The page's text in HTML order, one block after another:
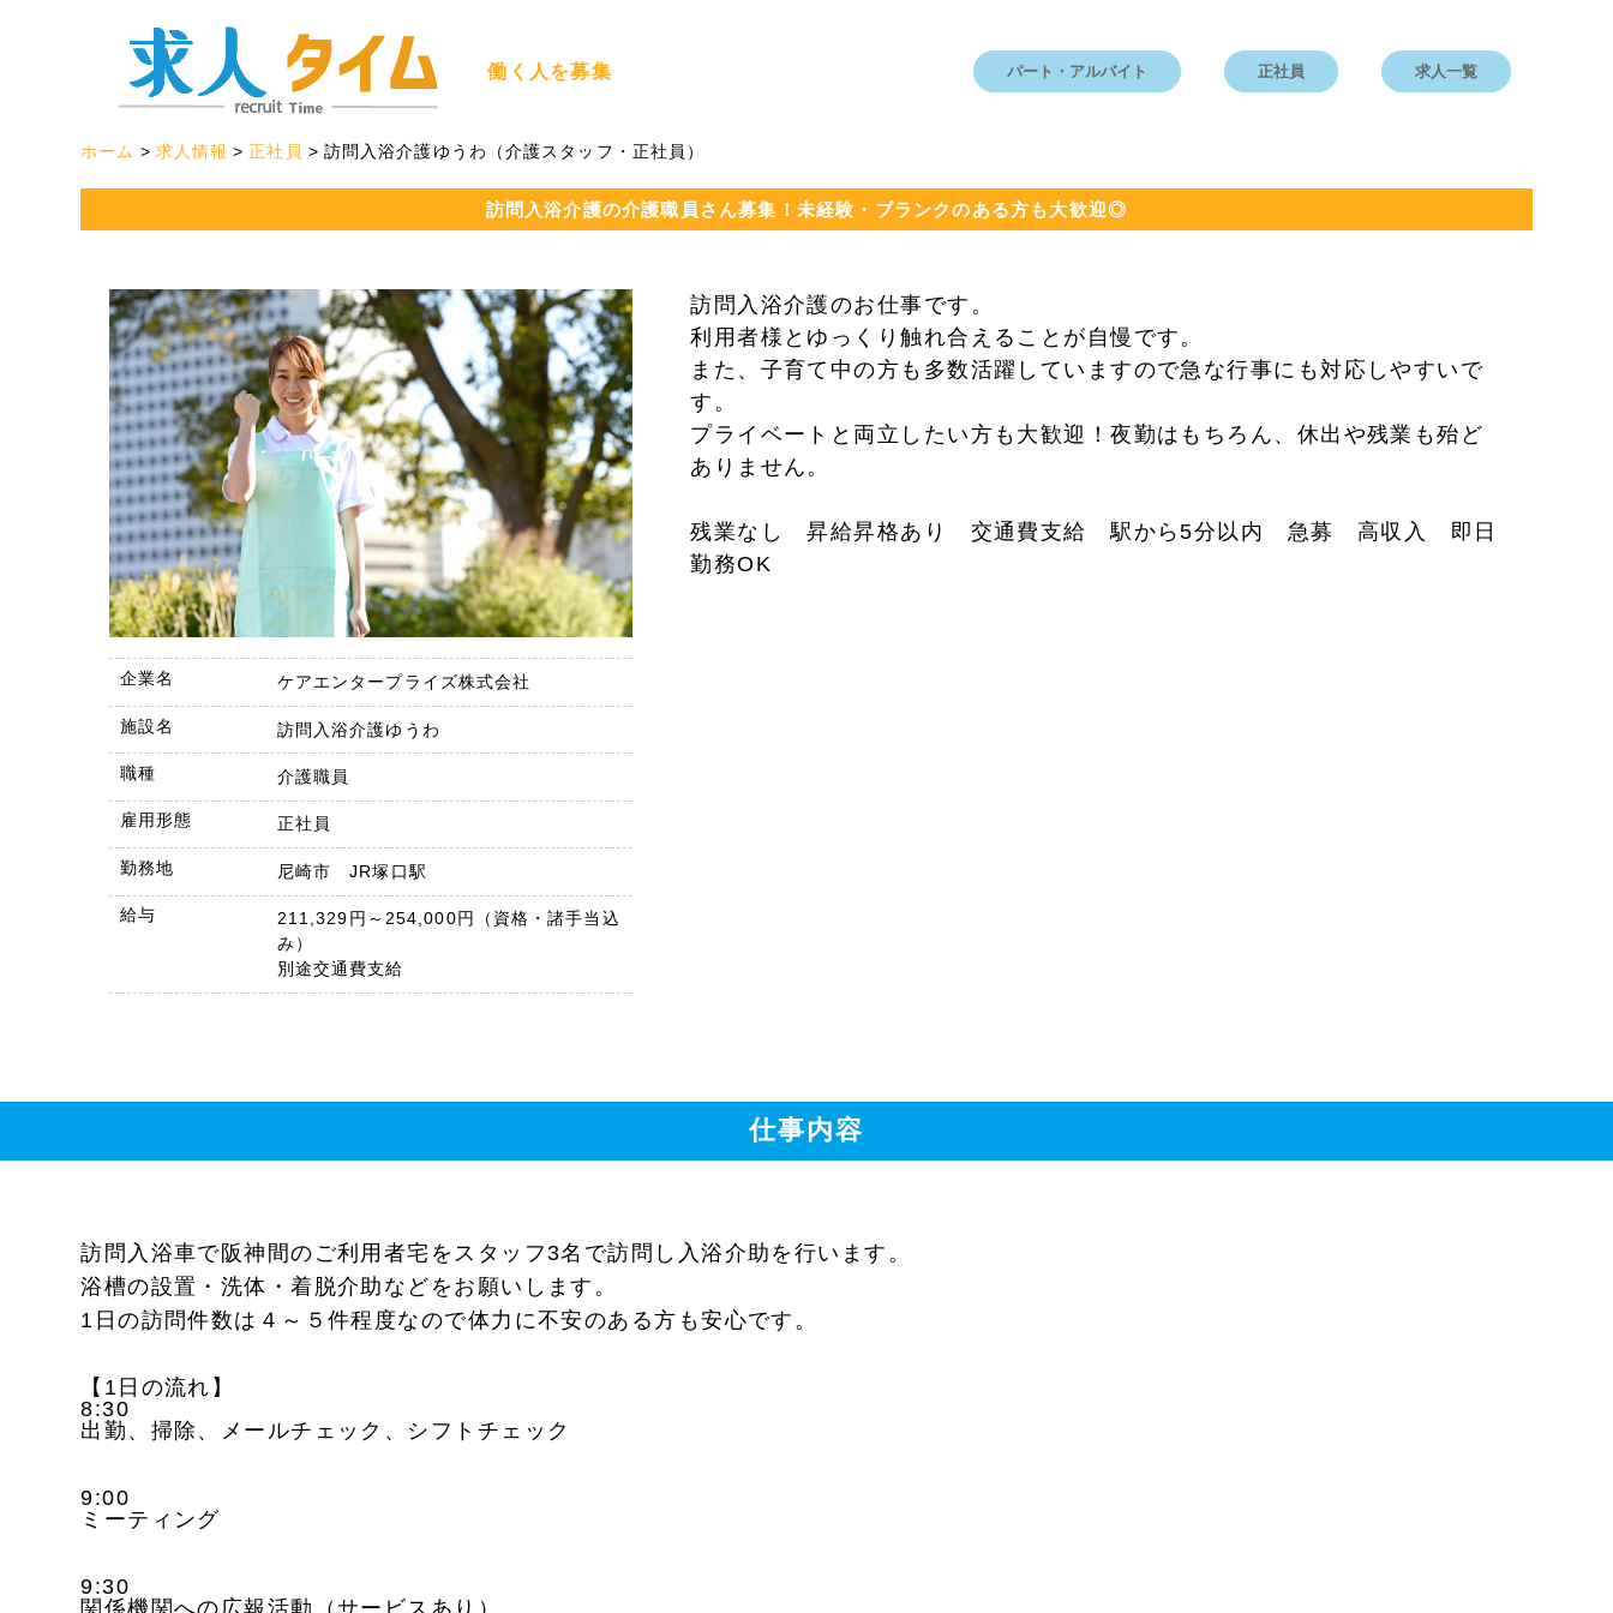
働く人を募集 パート・アルバイト 正社員 求人一覧
ホーム 求人情報 正社員 訪問入浴介護ゆうわ（介護スタッフ・正社員）
訪問入浴介護の介護職員さん募集！未経験・ブランクのある方も大歓迎◎
企業名 ケアエンタープライズ株式会社
施設名 訪問入浴介護ゆうわ
職種 介護職員
雇用形態 正社員
勤務地 尼崎市 JR塚口駅
給与
211,329円～254,000円（資格・諸手当込
み）
別途交通費支給
訪問入浴介護のお仕事です。
利用者様とゆっくり触れ合えることが自慢です。
また、子育て中の方も多数活躍していますので急な行事にも対応しやすいで
す。
プライベートと両立したい方も大歓迎！夜勤はもちろん、休出や残業も殆ど
ありません。
残業なし 昇給昇格あり 交通費支給 駅から5分以内 急募 高収入 即日
勤務OK
仕事内容
訪問入浴車で阪神間のご利用者宅をスタッフ3名で訪問し入浴介助を行います。
浴槽の設置・洗体・着脱介助などをお願いします。
1日の訪問件数は４～５件程度なので体力に不安のある方も安心です。
【1日の流れ】
8:30
出勤、掃除、メールチェック、シフトチェック
9:00
ミーティング
9:30
関係機関への広報活動（サービスあり）